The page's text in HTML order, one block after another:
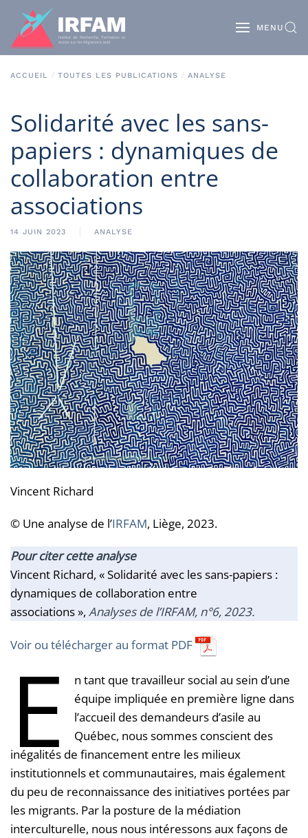
MENU
ACCUEIL TOUTES LES PUBLICATIONS ANALYSE
Solidarité avec les sans-
papiers : dynamiques de
collaboration entre
associations
14 JUIN 2023 ANALYSE
Vincent Richard
© Une analyse de l’IRFAM, Liège, 2023.
Pour citer cette analyse
Vincent Richard, « Solidarité avec les sans-papiers :
dynamiques de collaboration entre
associations », Analyses de l’IRFAM, n°6, 2023.
Voir ou télécharger au format PDF
E
n tant que travailleur social au sein d’une
équipe impliquée en première ligne dans
l’accueil des demandeurs d’asile au
Québec, nous sommes conscient des
inégalités de financement entre les milieux
institutionnels et communautaires, mais également
du peu de reconnaissance des initiatives portées par
les migrants. Par la posture de la médiation
interculturelle, nous nous intéressons aux façons de